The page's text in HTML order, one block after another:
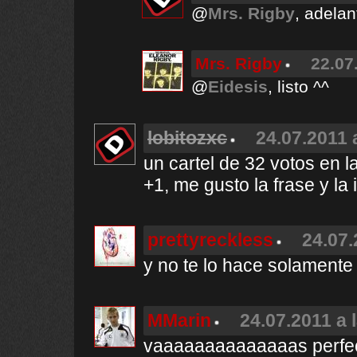
@Mrs. Rigby,
Mrs. Rigby
@Eidesis, listo ^^
lobitozxc
24.07.2011
un cartel de 32 votos en
+1, me gusto la frase y la
prettyreckless
y no te lo hace
MMarin
24.07.2011 a
vaaaaaaaaaaaaaas